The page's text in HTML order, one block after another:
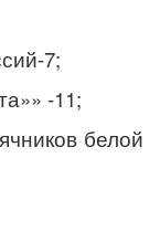
7;
-11;
белой